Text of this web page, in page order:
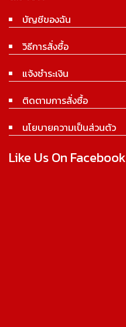
บัญชีของฉัน
วิธีการสั่งซื้อ
แจ้งชำระเงิน
ติดตามการสั่งซื้อ
นโยบายความเป็นส่วนตัว
Like Us On Facebook